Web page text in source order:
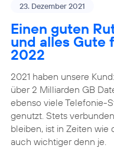
23. Dezember 2021
Einen guten
und alles Gute
2022
2021 haben unsere
über 2 Milliarden GB
ebenso viele Telefonie-
genutzt. Stets
bleiben, ist in Zeiten wie
auch wichtiger denn je.